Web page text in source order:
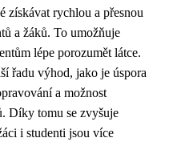
získávat rychlou a přesnou
a žáků. To umožňuje
lépe porozumět látce.
řadu výhod, jako je úspora
a možnost
Díky tomu se zvyšuje
i studenti jsou více